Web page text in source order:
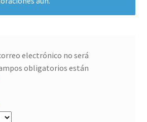
electrónico no será
obligatorios están